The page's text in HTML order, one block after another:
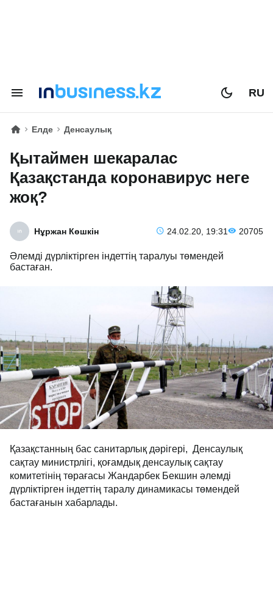
RU
Елде Денсаулық
Қытаймен шекаралас
Қазақстанда коронавирус неге
жоқ?
Нұржан Көшкін 24.02.20, 19:31 20705
Әлемді дүрліктірген індеттің таралуы төмендей
бастаған.
Қазақстанның бас санитарлық дәрігері, Денсаулық
сақтау министрлігі, қоғамдық денсаулық сақтау
комитетінің төрағасы Жандарбек Бекшин әлемді
дүрліктірген індеттің таралу динамикасы төмендей
бастағанын хабарлады.